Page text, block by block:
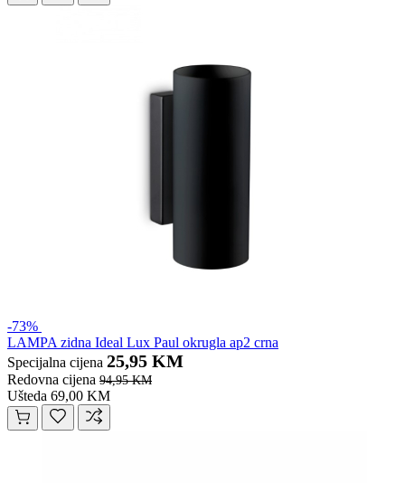
-73%
LAMPA zidna Ideal Lux Paul okrugla ap2 crna
Specijalna cijena 25,95 KM
Redovna cijena 94,95 KM
Ušteda 69,00 KM